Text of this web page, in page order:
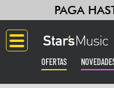
PAGA
OFERTAS